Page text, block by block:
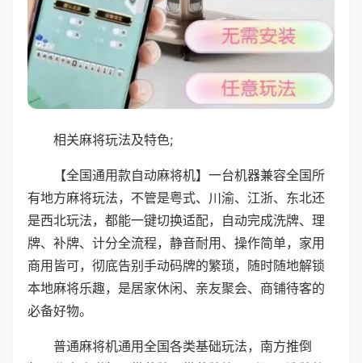
相关麻将玩法及特色;
【全国通用款自动麻将机】一台机器兼容全国所
有地方麻将玩法，不管是粤式、川渝、江浙、东北还
是西北玩法，都能一键切换适配，自动完成洗牌、理
牌、补牌、计分全流程，静音耐用、操作简单，家用
商用皆可，彻底告别手动码牌的繁琐，随时随地解锁
本地麻将乐趣，是居家休闲、亲友聚会、商铺待客的
必备好物。
普通麻将机通用全国各类基础玩法，南方推倒